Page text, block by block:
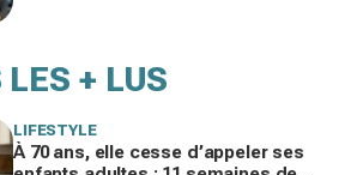
+ LUS
LIFESTYLE
À 70 ans, elle cesse d’appeler ses